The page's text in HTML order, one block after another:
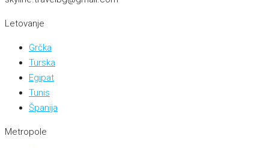
Letovanje
Grčka
Turska
Egipat
Tunis
Španija
Metropole